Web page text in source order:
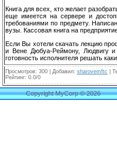
Книга для всех, кто желает
еще имеется на сервере и
требованиями по предмету.
вузы. Кассовая книга на
Если Вы хотели скачать лекцию
и Вене Дюбуа-Реймону, Людвигу и
готовность исполнителя решать
Просмотров: 300 Добавил: sharovemftc
Рейтинг: 0.0/0
Copyright MyCorp © 2026